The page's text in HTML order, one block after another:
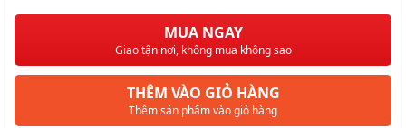
MUA NGAY
Giao tận nơi, không mua không sao
THÊM VÀO GIỎ HÀNG
Thêm sản phẩm vào giỏ hàng